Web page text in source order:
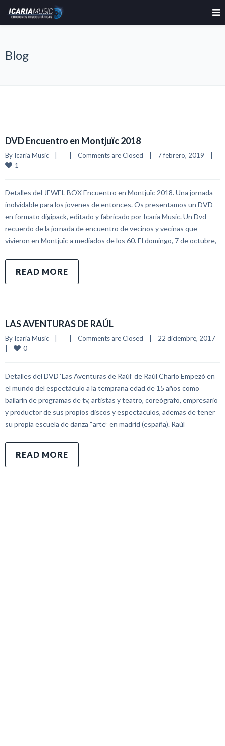
Blog
DVD Encuentro en Montjuïc 2018
By Icaria Music Comments are Closed 7 febrero, 2019
1
Detalles del JEWEL BOX Encuentro en Montjuïc 2018. Una jornada
inolvidable para los jovenes de entonces. Os presentamos un DVD
en formato digipack, editado y fabricado por Icaria Music. Un Dvd
recuerdo de la jornada de encuentro de vecinos y vecinas que
vivieron en Montjuïc a mediados de los 60. El domingo, 7 de octubre,
READ MORE
LAS AVENTURAS DE RAÚL
By Icaria Music Comments are Closed
0
Detalles del DVD ‘Las Aventuras de Raúl’ de Raúl Charlo Empezó en
el mundo del espectáculo a la temprana edad de 15 años como
bailarín de programas de tv, artistas y teatro, coreógrafo, empresario
y productor de sus propios discos y espectaculos, ademas de tener
su propia escuela de danza “arte” en madrid (españa). Raúl
READ MORE